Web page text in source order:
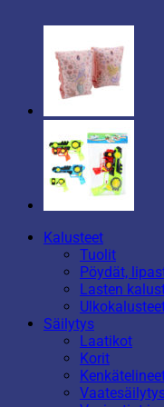
Kalusteet
Tuolit
Pöydät,
Lasten
Säilytys
Laatikot
Korit